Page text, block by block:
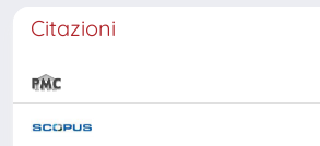
Citazioni